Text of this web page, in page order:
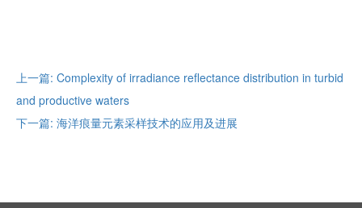
上一篇: Complexity of irradiance reflectance distribution in turbid
and productive waters
下一篇: 海洋痕量元素采样技术的应用及进展